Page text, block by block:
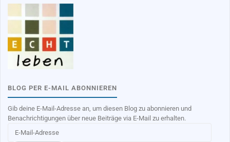
BLOG PER E-MAIL ABONNIEREN
Gib deine E-Mail-Adresse an, um diesen Blog zu abonnieren und
Benachrichtigungen über neue Beiträge via E-Mail zu erhalten.
Mail-